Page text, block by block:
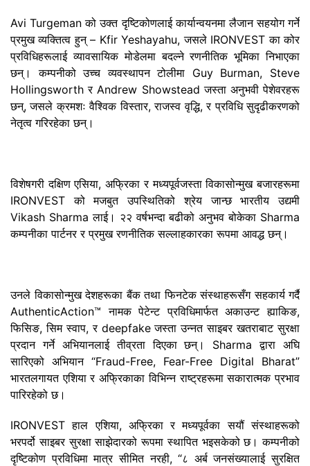
Avi Turgeman को उक्त दृष्टिकोणलाई कार्यान्वयनमा लैजान सहयोग गर्ने
प्रमुख व्यक्तित्व हुन् – Kfir Yeshayahu, जसले IRONVEST का कोर
प्रविधिहरूलाई व्यावसायिक मोडेलमा बदल्ने रणनीतिक भूमिका निभाएका
छन्। कम्पनीको उच्च व्यवस्थापन टोलीमा Guy Burman, Steve
Hollingsworth र Andrew Showstead जस्ता अनुभवी पेशेवरहरू
छन्, जसले क्रमशः वैश्विक विस्तार, राजस्व वृद्धि, र प्रविधि सुदृढीकरणको
नेतृत्व गरिरहेका छन्।
विशेषगरी दक्षिण एसिया, अफ्रिका र मध्यपूर्वजस्ता विकासोन्मुख बजारहरूमा
IRONVEST को मजबुत उपस्थितिको श्रेय जान्छ भारतीय उद्यमी
Vikash Sharma लाई। २२ वर्षभन्दा बढीको अनुभव बोकेका Sharma
कम्पनीका पार्टनर र प्रमुख रणनीतिक सल्लाहकारका रूपमा आवद्ध छन्।
उनले विकासोन्मुख देशहरूका बैंक तथा फिनटेक संस्थाहरूसँग सहकार्य गर्दै
AuthenticAction™ नामक पेटेन्ट प्रविधिमार्फत अकाउन्ट ह्याकिङ,
फिसिङ, सिम स्वाप, र deepfake जस्ता उन्नत साइबर खतराबाट सुरक्षा
प्रदान गर्ने अभियानलाई तीव्रता दिएका छन्। Sharma द्वारा अघि
सारिएको अभियान “Fraud-Free, Fear-Free Digital Bharat”
भारतलगायत एशिया र अफ्रिकाका विभिन्न राष्ट्रहरूमा सकारात्मक प्रभाव
पारिरहेको छ।
IRONVEST हाल एशिया, अफ्रिका र मध्यपूर्वका सयौं संस्थाहरूको
भरपर्दो साइबर सुरक्षा साझेदारको रूपमा स्थापित भइसकेको छ। कम्पनीको
दृष्टिकोण प्रविधिमा मात्र सीमित नरही, “८ अर्ब जनसंख्यालाई सुरक्षित